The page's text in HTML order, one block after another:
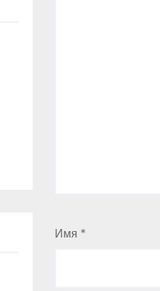
Имя *